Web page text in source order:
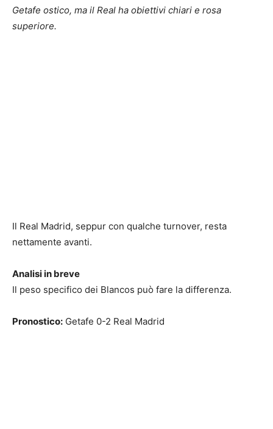
Getafe ostico, ma il Real ha obiettivi chiari e rosa
superiore.
Il Real Madrid, seppur con qualche turnover, resta
nettamente avanti.
Analisi in breve
Il peso specifico dei Blancos può fare la differenza.
Pronostico: Getafe 0-2 Real Madrid